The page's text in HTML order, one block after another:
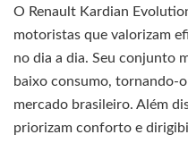
O Renault Kardian
motoristas que valorizam
no dia a dia. Seu conjunto
baixo consumo, tornando-
mercado brasileiro. Além
priorizam conforto e